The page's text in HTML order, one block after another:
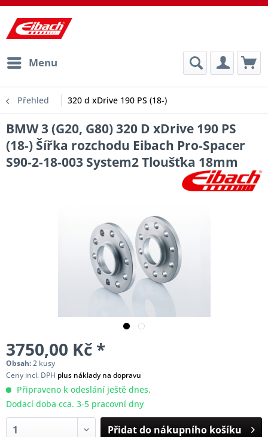
Menu
Přehled 320 d xDrive 190 PS (18-)
BMW 3 (G20, G80) 320 D xDrive 190 PS
(18-) Šířka rozchodu Eibach Pro-Spacer
S90-2-18-003 System2 Tloušťka 18mm
3750,00 Kč *
Obsah:2 kusy
Ceny incl. DPH plus náklady na dopravu
Připraveno k odeslání ještě dnes,
Dodací doba cca. 3-5 pracovní dny
Přidat do nákupního košíku